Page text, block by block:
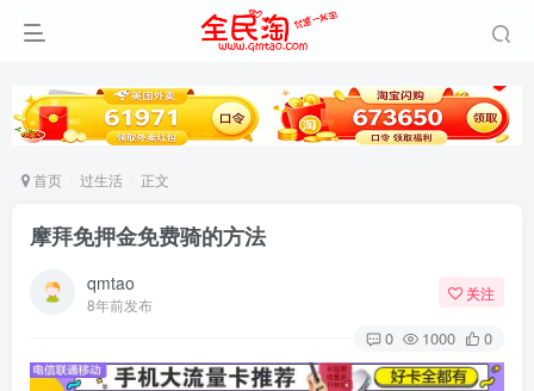
首页 过生活 正文
摩拜免押金免费骑的方法
qmtao
8年前发布
关注
0 1000 0